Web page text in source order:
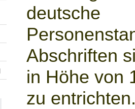
deutsche
Abschriften
in Höhe von
zu